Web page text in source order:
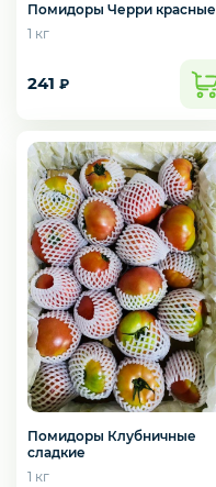
Помидоры Черри красные
1 кг
241 ₽
Помидоры Клубничные
сладкие
1 кг